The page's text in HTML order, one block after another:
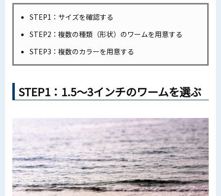
STEP1：サイズを確認する
STEP2：複数の種類（形状）のワームを用意する
STEP3：複数のカラーを用意する
STEP1：1.5～3インチのワームを選ぶ